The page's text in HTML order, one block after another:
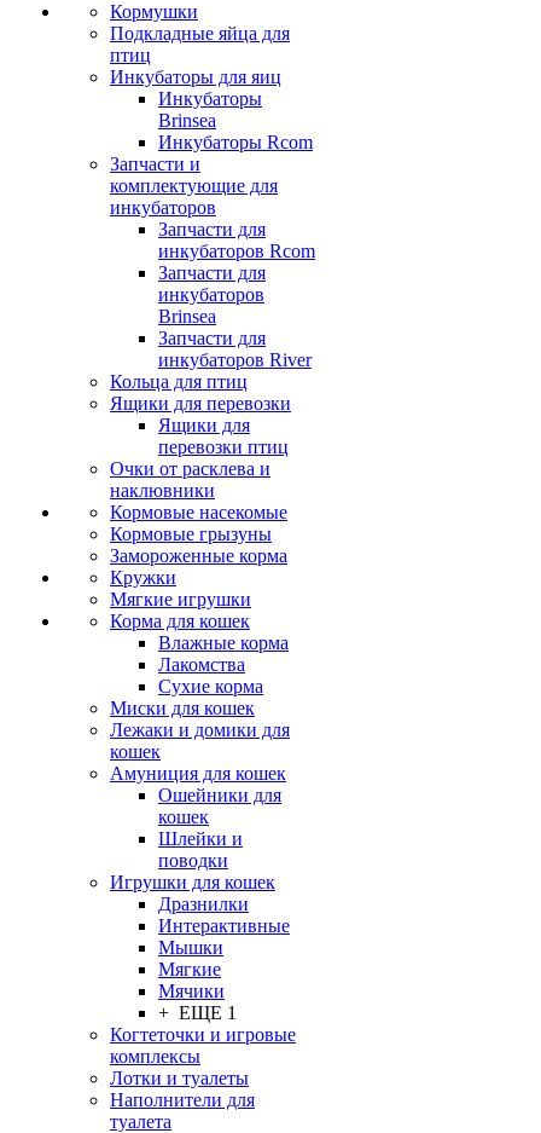
Кормушки
Подкладные яйца для
птиц
Инкубаторы для яиц
Инкубаторы
Brinsea
Инкубаторы Rcom
Запчасти и
комплектующие для
инкубаторов
Запчасти для
инкубаторов Rcom
Запчасти для
инкубаторов
Brinsea
Запчасти для
инкубаторов River
Кольца для птиц
Ящики для перевозки
Ящики для
перевозки птиц
Очки от расклева и
наклювники
Кормовые насекомые
Кормовые грызуны
Замороженные корма
Кружки
Мягкие игрушки
Корма для кошек
Влажные корма
Лакомства
Сухие корма
Миски для кошек
Лежаки и домики для
кошек
Амуниция для кошек
Ошейники для
кошек
Шлейки и
поводки
Игрушки для кошек
Дразнилки
Интерактивные
Мышки
Мягкие
Мячики
+ ЕЩЕ 1
Когтеточки и игровые
комплексы
Лотки и туалеты
Наполнители для
туалета